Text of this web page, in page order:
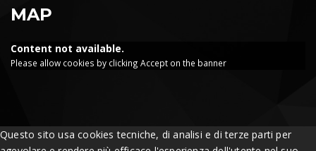
MAP
Content not available.
Please allow cookies by clicking Accept on the banner
Questo sito usa cookies tecniche, di analisi e di terze parti per